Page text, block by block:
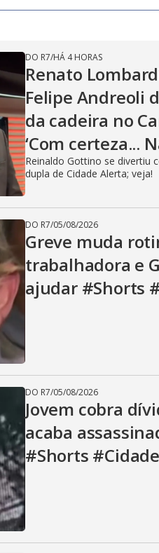
V
i
d
e
o
DO R7/HÁ 4 HORAS
Renato
Felipe Andreoli
da cadeira no
‘Com certeza...
Reinaldo Gottino se divertiu
dupla de Cidade Alerta; veja!
DO R7/05/08/2026
Greve muda
trabalhadora e
ajudar #Shorts
DO R7/05/08/2026
Jovem cobra
acaba
#Shorts